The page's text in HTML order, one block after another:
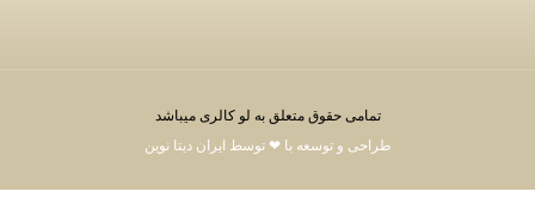
تمامی حقوق متعلق به لو کالری میباشد
طراحی و توسعه با ❤ توسط ایران دیتا نوین